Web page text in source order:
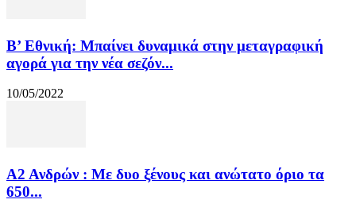
Β’ Εθνική: Μπαίνει δυναμικά στην μεταγραφική
αγορά για την νέα σεζόν...
10/05/2022
Α2 Ανδρών : Με δυο ξένους και ανώτατο όριο τα
650...